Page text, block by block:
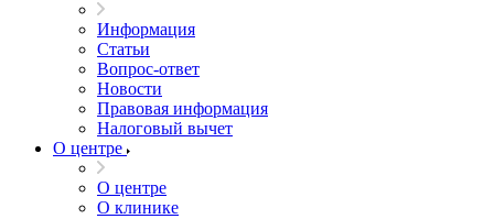
Информация
Статьи
Вопрос-ответ
Новости
Правовая информация
Налоговый вычет
О центре
О центре
О клинике